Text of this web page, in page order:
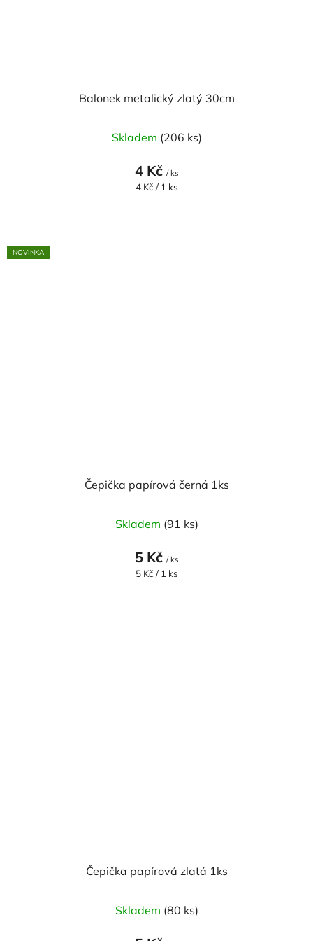
Balonek metalický zlatý 30cm
Skladem (206 ks)
4 Kč / ks
Měrná
4 Kč / 1 ks
NOVINKA
Čepička papírová černá 1ks
Skladem (91 ks)
5 Kč / ks
Měrná
5 Kč / 1 ks
Čepička papírová zlatá 1ks
Skladem (80 ks)